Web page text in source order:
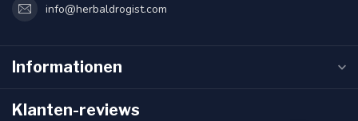
info@herbaldrogist.com
Informationen
Klanten-reviews